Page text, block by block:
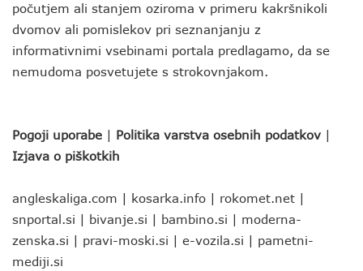
počutjem ali stanjem oziroma v primeru kakršnikoli
dvomov ali pomislekov pri seznanjanju z
informativnimi vsebinami portala predlagamo, da se
nemudoma posvetujete s strokovnjakom.
Pogoji uporabe | Politika varstva osebnih podatkov |
Izjava o piškotkih
angleskaliga.com | kosarka.info | rokomet.net |
snportal.si | bivanje.si | bambino.si | moderna-
zenska.si | pravi-moski.si | e-vozila.si | pametni-
mediji.si